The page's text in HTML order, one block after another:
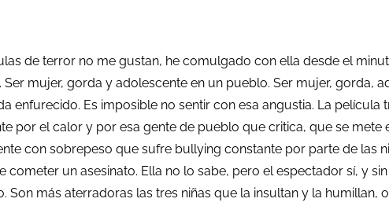
de terror no me gustan, he comulgado con ella desde el
mujer, gorda y adolescente en un pueblo. Ser mujer, gorda,
enfurecido. Es imposible no sentir con esa angustia. La
por el calor y por esa gente de pueblo que critica, que se mete
con sobrepeso que sufre bullying constante por parte de las
un asesinato. Ella no lo sabe, pero el espectador sí, y
Son más aterradoras las tres niñas que la insultan y la